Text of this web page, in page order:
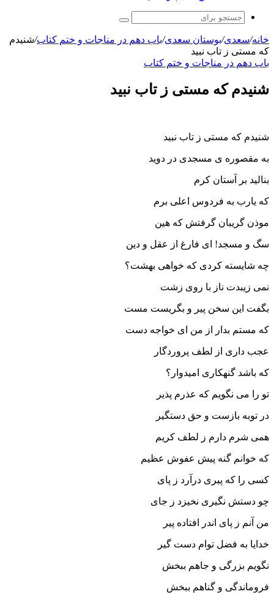
جستجو
خانه/سعدی/بوستان سعدی/باب دهم در مناجات و ختم کتاب/شنیدم
که مستی ز تاب نبید
باب دهم در مناجات و ختم کتاب
شنیدم که مستی ز تاب نبید
شنیدم که مستی ز تاب نبید
به مقصوره ی مسجدی در دوید
بنالید بر آستان کرم
که یارب به فردوس اعلی برم
موذن گریبان گرفتش که هین
سگ و مسجد! ای فارغ از عقل و دین
چه شایسته کردی که خواهی بهشت؟
نمی زیبدت ناز با روی زشت
بگفت این سخن پیر و بگریست مست
که مستم بدار از من ای خواجه دست
عجب داری از لطف پروردگار
که باشد گنهکاری امیدوار؟
تو را می نگویم که عذرم پذیر
در توبه بازست و حق دستگیر
همی شرم دارم ز لطف کریم
که خوانم گنه پیش عفوش عظیم
کسی را که پیری درآرد ز پای
چو دستش نگیری نخیزد ز جای
من آنم ز پای اندر افتاده پیر
خدایا به فضل توام دست گیر
نگویم بزرگی و جاهم ببخش
فروماندگی و گناهم ببخش